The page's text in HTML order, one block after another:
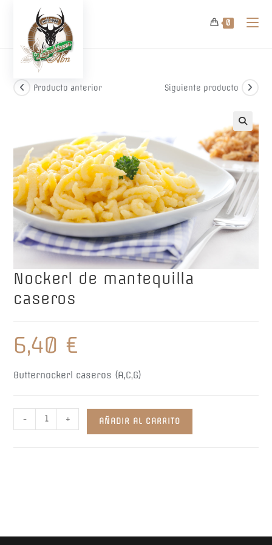
contenido
0
Producto anterior Siguiente producto
🔍
Nockerl de mantequilla
caseros
6,40 €
Butternockerl caseros (A,C,G)
Nockerl
de
- + AÑADIR AL CARRITO